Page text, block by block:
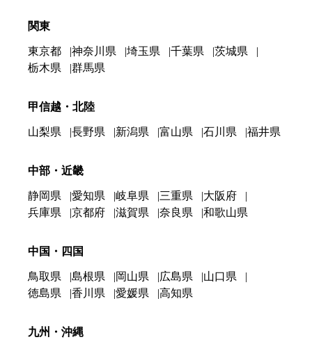
関東
東京都 神奈川県 埼玉県 千葉県
茨城県
栃木県
群馬県
甲信越・北陸
山梨県 長野県 新潟県 富山県 石川県 福井県
中部・近畿
静岡県 愛知県 岐阜県 三重県
大阪府
兵庫県
京都府 滋賀県 奈良県 和歌山県
中国・四国
鳥取県 島根県 岡山県 広島県
山口県
徳島県
香川県 愛媛県 高知県
九州・沖縄